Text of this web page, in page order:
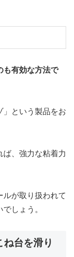
も有効な方法で
」という製品をお
ば、強力な粘着力
ルが取り扱われて
しょう。
台を滑り